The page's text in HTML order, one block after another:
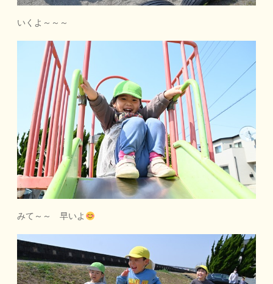
いくよ～～～
みて～～ 早いよ